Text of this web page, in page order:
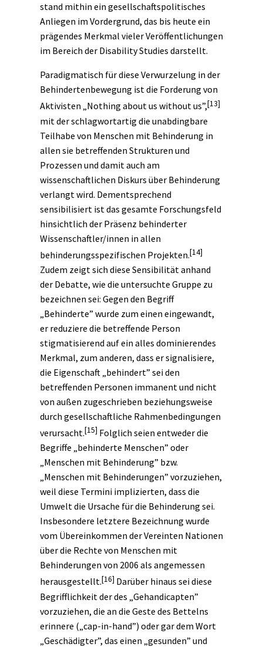
stand mithin ein gesellschaftspolitisches
Anliegen im Vordergrund, das bis heute ein
prägendes Merkmal vieler Veröffentlichungen
im Bereich der Disability Studies darstellt.
Paradigmatisch für diese Verwurzelung in der
Behindertenbewegung ist die Forderung von
Aktivisten „Nothing about us without us”,[13]
mit der schlagwortartig die unabdingbare
Teilhabe von Menschen mit Behinderung in
allen sie betreffenden Strukturen und
Prozessen und damit auch am
wissenschaftlichen Diskurs über Behinderung
verlangt wird. Dementsprechend
sensibilisiert ist das gesamte Forschungsfeld
hinsichtlich der Präsenz behinderter
Wissenschaftler/innen in allen
behinderungsspezifischen Projekten.[14]
Zudem zeigt sich diese Sensibilität anhand
der Debatte, wie die untersuchte Gruppe zu
bezeichnen sei: Gegen den Begriff
„Behinderte” wurde zum einen eingewandt,
er reduziere die betreffende Person
stigmatisierend auf ein alles dominierendes
Merkmal, zum anderen, dass er signalisiere,
die Eigenschaft „behindert” sei den
betreffenden Personen immanent und nicht
von außen zugeschrieben beziehungsweise
durch gesellschaftliche Rahmenbedingungen
verursacht.[15] Folglich seien entweder die
Begriffe „behinderte Menschen” oder
„Menschen mit Behinderung” bzw.
„Menschen mit Behinderungen” vorzuziehen,
weil diese Termini implizierten, dass die
Umwelt die Ursache für die Behinderung sei.
Insbesondere letztere Bezeichnung wurde
vom Übereinkommen der Vereinten Nationen
über die Rechte von Menschen mit
Behinderungen von 2006 als angemessen
herausgestellt.[16] Darüber hinaus sei diese
Begrifflichkeit der des „Gehandicapten”
vorzuziehen, die an die Geste des Bettelns
erinnere („cap-in-hand”) oder gar dem Wort
„Geschädigter”, das einen „gesunden” und